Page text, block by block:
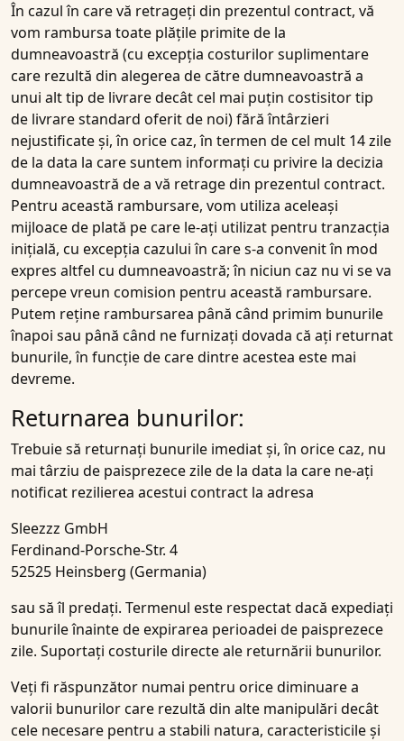
În cazul în care vă retrageți din prezentul contract, vă
vom rambursa toate plățile primite de la
dumneavoastră (cu excepția costurilor suplimentare
care rezultă din alegerea de către dumneavoastră a
unui alt tip de livrare decât cel mai puțin costisitor tip
de livrare standard oferit de noi) fără întârzieri
nejustificate și, în orice caz, în termen de cel mult 14 zile
de la data la care suntem informați cu privire la decizia
dumneavoastră de a vă retrage din prezentul contract.
Pentru această rambursare, vom utiliza aceleași
mijloace de plată pe care le-ați utilizat pentru tranzacția
inițială, cu excepția cazului în care s-a convenit în mod
expres altfel cu dumneavoastră; în niciun caz nu vi se va
percepe vreun comision pentru această rambursare.
Putem reține rambursarea până când primim bunurile
înapoi sau până când ne furnizați dovada că ați returnat
bunurile, în funcție de care dintre acestea este mai
devreme.
Returnarea bunurilor:
Trebuie să returnați bunurile imediat și, în orice caz, nu
mai târziu de paisprezece zile de la data la care ne-ați
notificat rezilierea acestui contract la adresa
Sleezzz GmbH
Ferdinand-Porsche-Str. 4
52525 Heinsberg (Germania)
sau să îl predați. Termenul este respectat dacă expediați
bunurile înainte de expirarea perioadei de paisprezece
zile. Suportați costurile directe ale returnării bunurilor.
Veți fi răspunzător numai pentru orice diminuare a
valorii bunurilor care rezultă din alte manipulări decât
cele necesare pentru a stabili natura, caracteristicile și